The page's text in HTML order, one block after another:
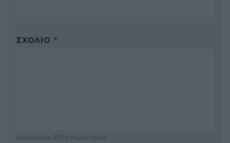
ΣΧΌΛΙΟ *
Απομένουν 2500 χαρακτήρες